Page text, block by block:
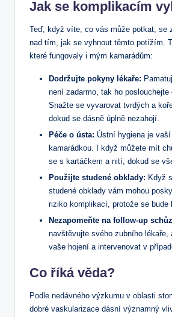
Jak se komplikacím
Teď, když víte, co vás může potkat, se
nad tím, jak se vyhnout těmto potížím.
které fungovaly i mým kamarádům:
Dodržujte pokyny lékaře:
není zadarmo, tak ho poslouchejte
Snažte se vyvarovat tvrdých a
dokud se dásně úplně nezahojí.
Péče o ústa: Ústní hygiena je
kamarádkou. I když můžete mít
se s kartáčkem a nití, dokud se
Použijte studené obklady: Když
studené obklady vám mohou
riziko komplikací, protože se bude
Nezapomeňte na follow-up
navštěvujte svého zubního lékaře,
vaše hojení a intervenovat v
Co říká věda?
Podle nedávného výzkumu v oblasti
dobré vaskularizace dásní významný